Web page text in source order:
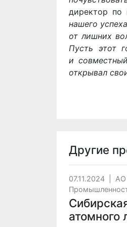
директор по
нашего
от лишних
Пусть этот
и
открывал
Другие
07.11.2024
АО
атомного